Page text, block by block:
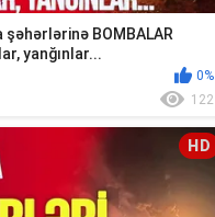
şəhərlərinə BOMBALAR
yanğınlar...
0%
122
HD